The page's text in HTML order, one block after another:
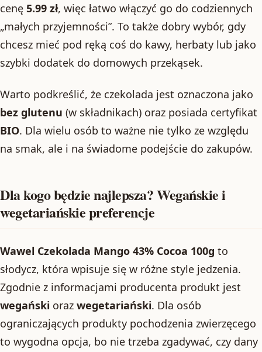
cenę 5.99 zł, więc łatwo włączyć go do codziennych
„małych przyjemności”. To także dobry wybór, gdy
chcesz mieć pod ręką coś do kawy, herbaty lub jako
szybki dodatek do domowych przekąsek.
Warto podkreślić, że czekolada jest oznaczona jako
bez glutenu (w składnikach) oraz posiada certyfikat
BIO. Dla wielu osób to ważne nie tylko ze względu
na smak, ale i na świadome podejście do zakupów.
Dla kogo będzie najlepsza? Wegańskie i
wegetariańskie preferencje
Wawel Czekolada Mango 43% Cocoa 100g to
słodycz, która wpisuje się w różne style jedzenia.
Zgodnie z informacjami producenta produkt jest
wegański oraz wegetariański. Dla osób
ograniczających produkty pochodzenia zwierzęcego
to wygodna opcja, bo nie trzeba zgadywać, czy dany